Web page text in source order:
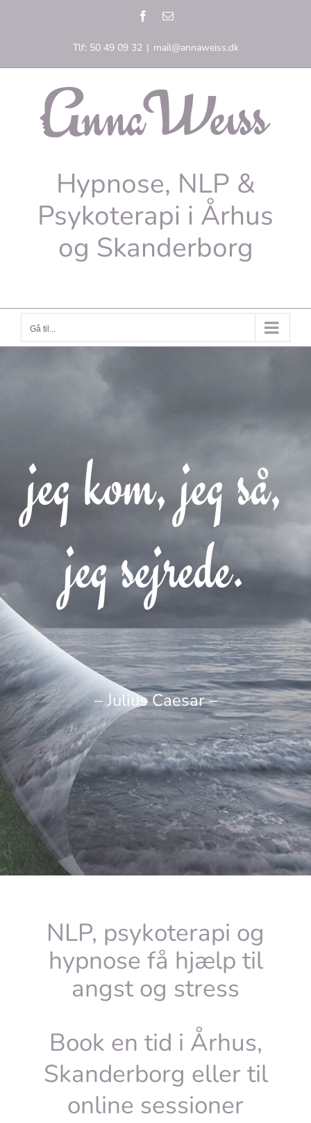
Facebook
E-
Tlf: 50 49 09 32 | mail@annaweiss.dk
Hypnose, NLP &
Psykoterapi i Århus
og Skanderborg
Gå til...
jeg kom, jeg så,
jeg sejrede.
– Julius Caesar –
NLP, psykoterapi og
hypnose få hjælp til
angst og stress
Book en tid i Århus,
Skanderborg eller til
online sessioner